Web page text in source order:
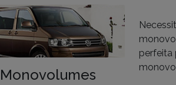
Monovolumes
perfeita